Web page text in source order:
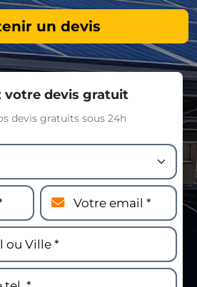
un devis
votre devis gratuit
devis gratuits sous 24h